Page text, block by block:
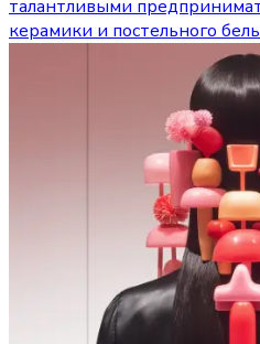
талантливыми
керамики и постельного